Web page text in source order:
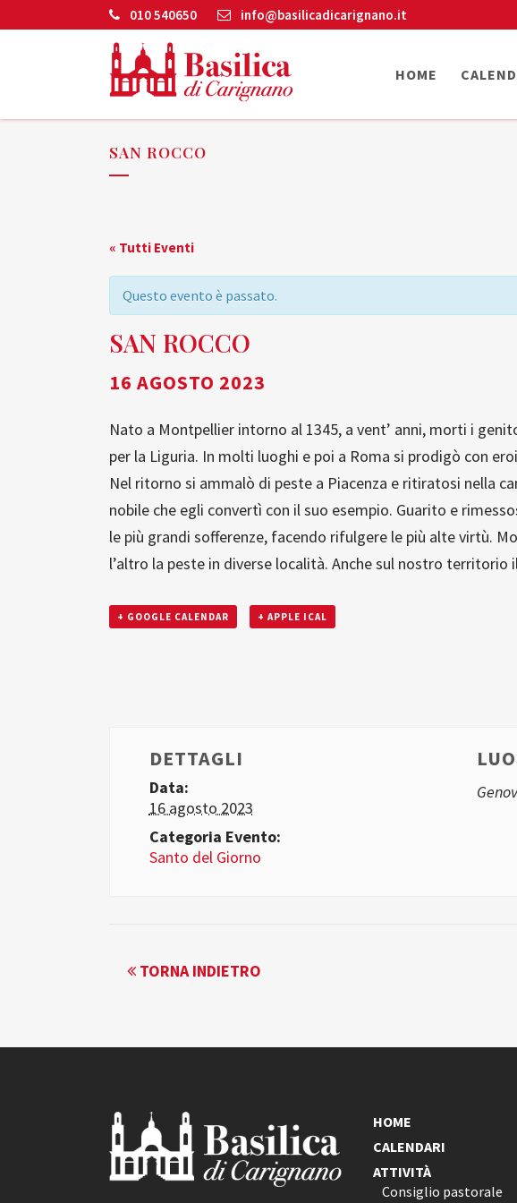
010 540650 info@basilicadicarignano.it
HOME
SAN ROCCO
« Tutti Eventi
Questo evento è passato.
SAN ROCCO
16 AGOSTO 2023
Nato a Montpellier intorno al 1345, a vent’ anni, morti i
per la Liguria. In molti luoghi e poi a Roma si prodigò con
Nel ritorno si ammalò di peste a Piacenza e ritiratosi nella
nobile che egli convertì con il suo esempio. Guarito e
le più grandi sofferenze, facendo rifulgere le più alte virtù.
l’altro la peste in diverse località. Anche sul nostro
+ GOOGLE CALENDAR + APPLE ICAL
DETTAGLI
Data:
16 agosto 2023
Categoria Evento:
Santo del Giorno
EVENTO
TORNA INDIETRO
HOME
CALENDARI
ATTIVITÀ
Consiglio pastorale